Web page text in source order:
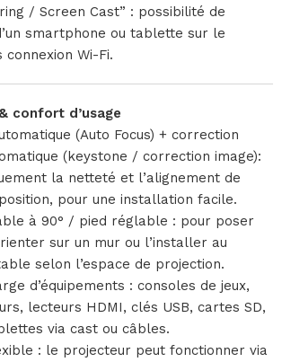
/ Screen Cast” : possibilité de
smartphone ou tablette sur le
Wi-Fi.
confort d’usage
(Auto Focus) + correction
(keystone / correction image):
la netteté et l’alignement de
pour une installation facile.
à 90° / pied réglable : pour poser
sur un mur ou l’installer au
selon l’espace de projection.
d’équipements : consoles de jeux,
lecteurs HDMI, clés USB, cartes SD,
via cast ou câbles.
: le projecteur peut fonctionner via